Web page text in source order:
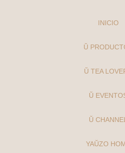
INICIO
Ŭ
Ŭ TEA
Ŭ
Ŭ
YAŬZO